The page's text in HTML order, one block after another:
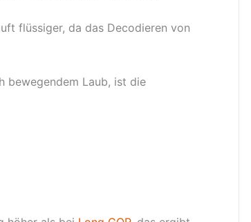
flüssiger, da das Decodieren von
bewegendem Laub, ist die